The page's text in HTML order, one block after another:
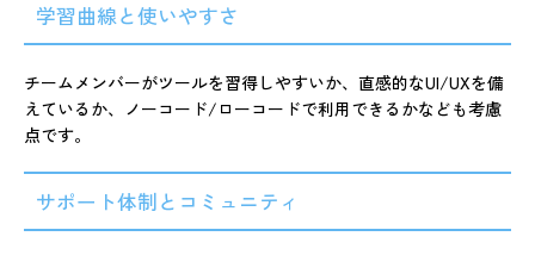
学習曲線と使いやすさ
チームメンバーがツールを習得しやすいか、直感的なUI/UXを備
えているか、ノーコード/ローコードで利用できるかなども考慮
点です。
サポート体制とコミュニティ